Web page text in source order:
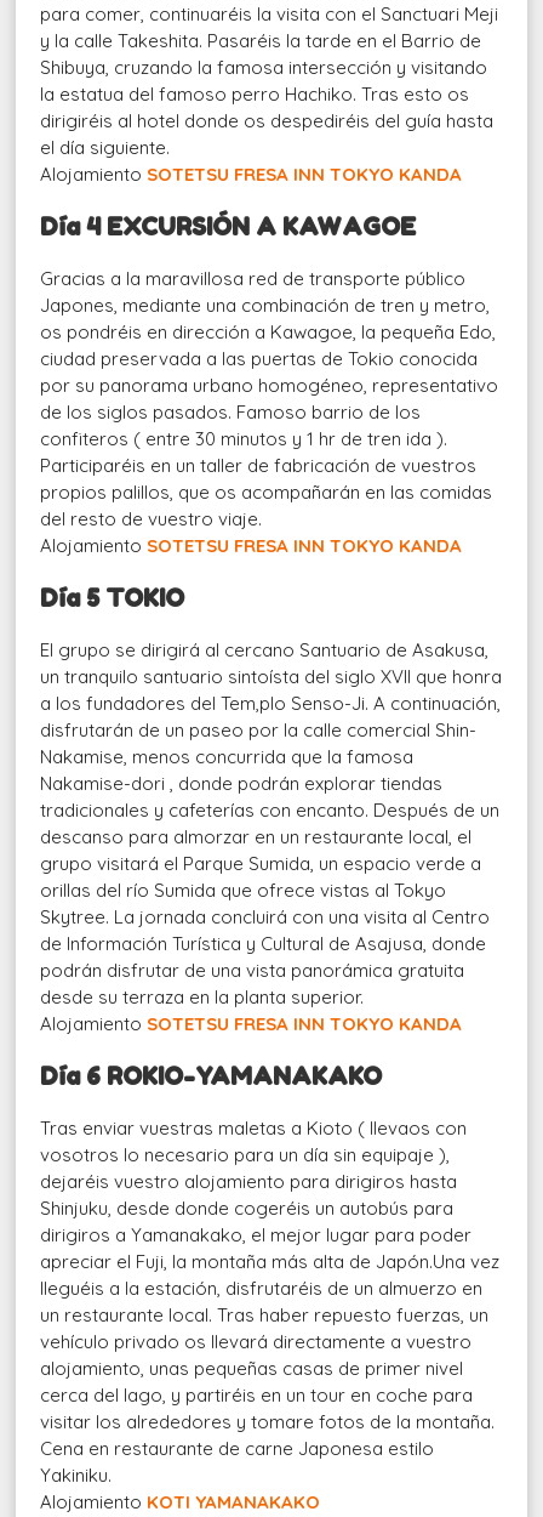
para comer, continuaréis la visita con el Sanctuari Meji
y la calle Takeshita. Pasaréis la tarde en el Barrio de
Shibuya, cruzando la famosa intersección y visitando
la estatua del famoso perro Hachiko. Tras esto os
dirigiréis al hotel donde os despediréis del guía hasta
el día siguiente.
Alojamiento SOTETSU FRESA INN TOKYO KANDA
Día 4 EXCURSIÓN A KAWAGOE
Gracias a la maravillosa red de transporte público
Japones, mediante una combinación de tren y metro,
os pondréis en dirección a Kawagoe, la pequeña Edo,
ciudad preservada a las puertas de Tokio conocida
por su panorama urbano homogéneo, representativo
de los siglos pasados. Famoso barrio de los
confiteros ( entre 30 minutos y 1 hr de tren ida ).
Participaréis en un taller de fabricación de vuestros
propios palillos, que os acompañarán en las comidas
del resto de vuestro viaje.
Alojamiento SOTETSU FRESA INN TOKYO KANDA
Día 5 TOKIO
El grupo se dirigirá al cercano Santuario de Asakusa,
un tranquilo santuario sintoísta del siglo XVII que honra
a los fundadores del Tem,plo Senso-Ji. A continuación,
disfrutarán de un paseo por la calle comercial Shin-
Nakamise, menos concurrida que la famosa
Nakamise-dori , donde podrán explorar tiendas
tradicionales y cafeterías con encanto. Después de un
descanso para almorzar en un restaurante local, el
grupo visitará el Parque Sumida, un espacio verde a
orillas del río Sumida que ofrece vistas al Tokyo
Skytree. La jornada concluirá con una visita al Centro
de Información Turística y Cultural de Asajusa, donde
podrán disfrutar de una vista panorámica gratuita
desde su terraza en la planta superior.
Alojamiento SOTETSU FRESA INN TOKYO KANDA
Día 6 ROKIO-YAMANAKAKO
Tras enviar vuestras maletas a Kioto ( llevaos con
vosotros lo necesario para un día sin equipaje ),
dejaréis vuestro alojamiento para dirigiros hasta
Shinjuku, desde donde cogeréis un autobús para
dirigiros a Yamanakako, el mejor lugar para poder
apreciar el Fuji, la montaña más alta de Japón.Una vez
lleguéis a la estación, disfrutaréis de un almuerzo en
un restaurante local. Tras haber repuesto fuerzas, un
vehículo privado os llevará directamente a vuestro
alojamiento, unas pequeñas casas de primer nivel
cerca del lago, y partiréis en un tour en coche para
visitar los alrededores y tomare fotos de la montaña.
Cena en restaurante de carne Japonesa estilo
Yakiniku.
Alojamiento KOTI YAMANAKAKO